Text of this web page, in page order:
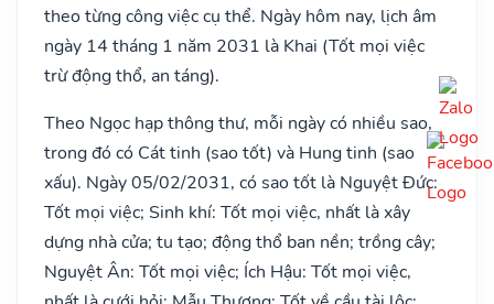
theo từng công việc cụ thể. Ngày hôm nay, lịch âm
ngày 14 tháng 1 năm 2031 là Khai (Tốt mọi việc
trừ động thổ, an táng).
Theo Ngọc hạp thông thư, mỗi ngày có nhiều sao,
trong đó có Cát tinh (sao tốt) và Hung tinh (sao
xấu). Ngày 05/02/2031, có sao tốt là Nguyệt Đức:
Tốt mọi việc; Sinh khí: Tốt mọi việc, nhất là xây
dựng nhà cửa; tu tạo; động thổ ban nền; trồng cây;
Nguyệt Ân: Tốt mọi việc; Ích Hậu: Tốt mọi việc,